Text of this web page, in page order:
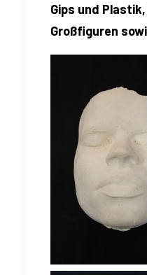
Gips und
Großfiguren